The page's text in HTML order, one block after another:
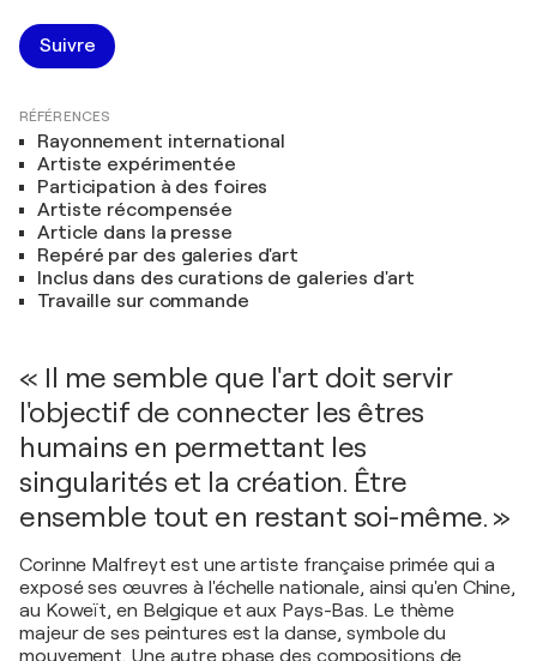
Suivre
RÉFÉRENCES
Rayonnement international
Artiste expérimentée
Participation à des foires
Artiste récompensée
Article dans la presse
Repéré par des galeries d'art
Inclus dans des curations de galeries d'art
Travaille sur commande
« Il me semble que l'art doit servir
l'objectif de connecter les êtres
humains en permettant les
singularités et la création. Être
ensemble tout en restant soi-même. »
Corinne Malfreyt est une artiste française primée qui a
exposé ses œuvres à l'échelle nationale, ainsi qu'en Chine,
au Koweït, en Belgique et aux Pays-Bas. Le thème
majeur de ses peintures est la danse, symbole du
mouvement. Une autre phase des compositions de